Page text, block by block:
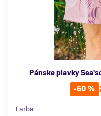
Pánske plavky
-60 %
Farba